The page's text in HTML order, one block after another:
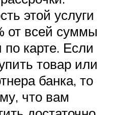
этой услуги
от всей суммы
карте. Если
товар или
банка, то
что вам